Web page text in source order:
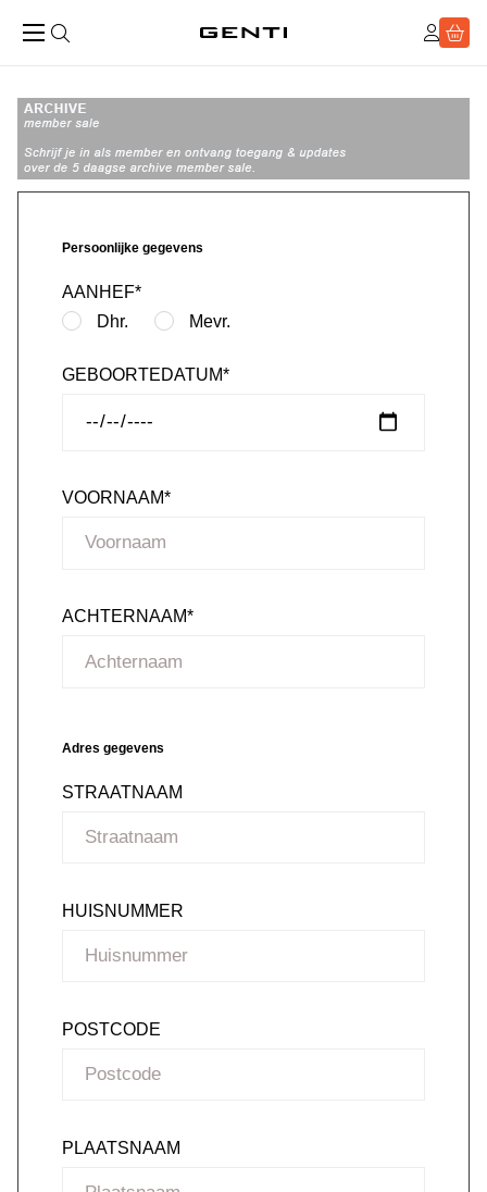
Persoonlijke gegevens
AANHEF*
Dhr.
Mevr.
GEBOORTEDATUM*
VOORNAAM*
ACHTERNAAM*
Adres gegevens
STRAATNAAM
HUISNUMMER
POSTCODE
PLAATSNAAM